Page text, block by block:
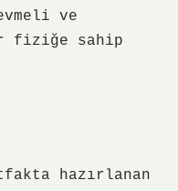
ve
fiziğe sahip
hazırlanan